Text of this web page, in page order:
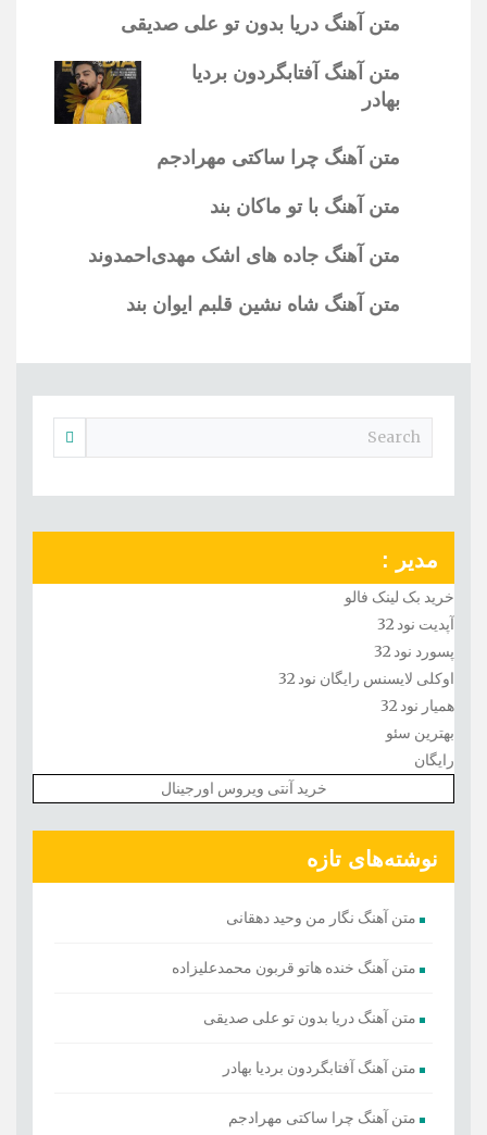
متن آهنگ دریا بدون تو علی صدیقی
متن آهنگ آفتابگردون بردیا
بهادر
متن آهنگ چرا ساکتی مهرادجم
متن آهنگ با تو ماکان بند
متن آهنگ جاده های اشک مهدی‌احمدوند
متن آهنگ شاه نشین قلبم ایوان بند
مدیر :
خرید بک لینک فالو
آپدیت نود 32
پسورد نود 32
اوکلی لایسنس رایگان نود 32
همیار نود 32
بهترین سئو
رایگان
خرید آنتی ویروس اورجینال
نوشته‌های تازه
متن آهنگ نگار من وحید دهقانی
متن آهنگ خنده هاتو قربون محمدعلیزاده
متن آهنگ دریا بدون تو علی صدیقی
متن آهنگ آفتابگردون بردیا بهادر
متن آهنگ چرا ساکتی مهرادجم